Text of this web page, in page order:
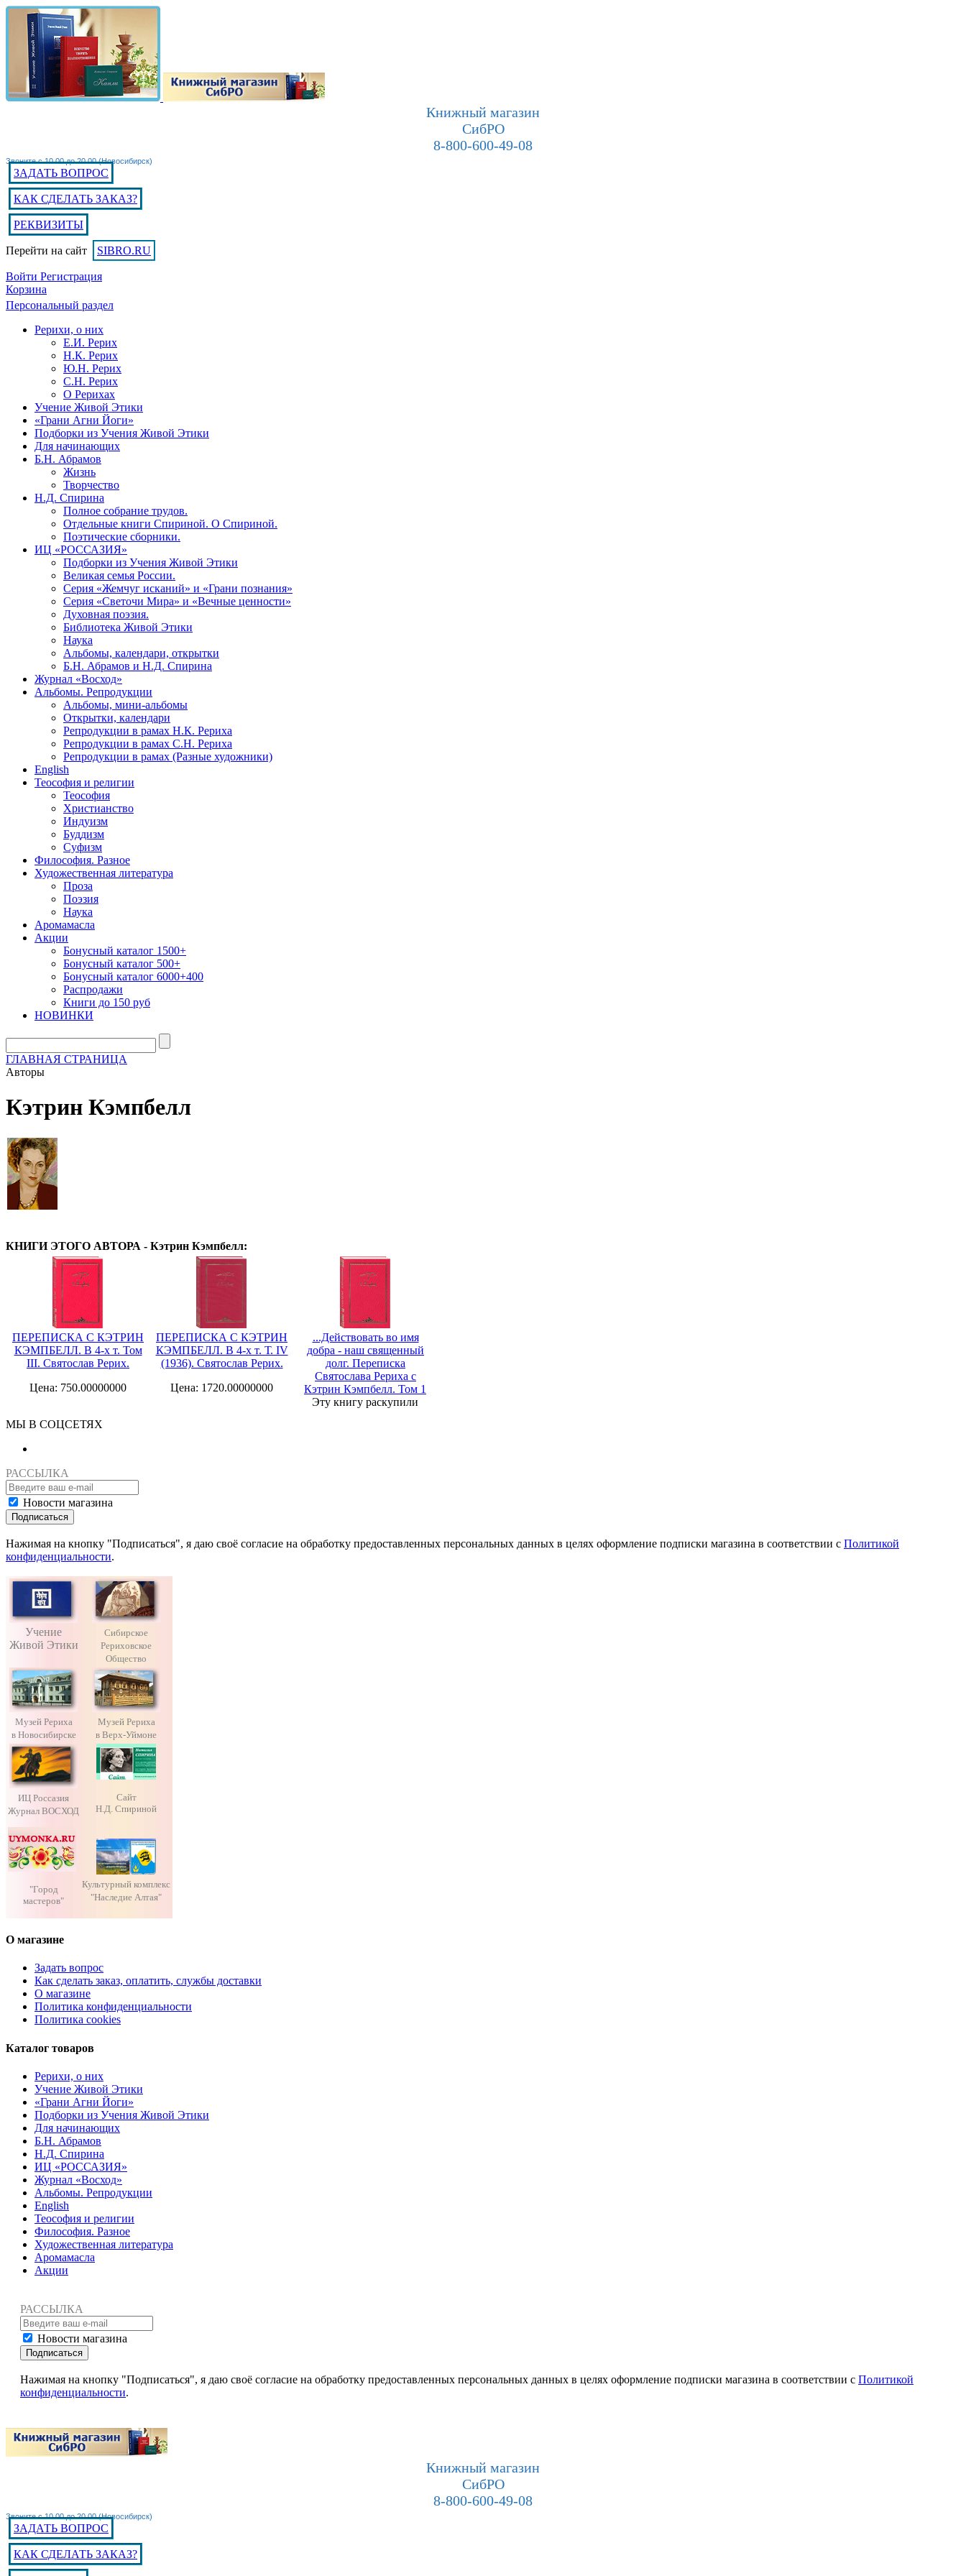
Книжный магазин
СибРО
8-800-600-49-08
Звоните с 10.00 до 20.00 (Новосибирск)
ЗАДАТЬ ВОПРОС
КАК СДЕЛАТЬ ЗАКАЗ?
РЕКВИЗИТЫ
Перейти на сайт SIBRO.RU
Войти Регистрация
Корзина
Персональный раздел
Рерихи, о них
Е.И. Рерих
Н.К. Рерих
Ю.Н. Рерих
С.Н. Рерих
О Рерихах
Учение Живой Этики
«Грани Агни Йоги»
Подборки из Учения Живой Этики
Для начинающих
Б.Н. Абрамов
Жизнь
Творчество
Н.Д. Спирина
Полное собрание трудов.
Отдельные книги Спириной. О Спириной.
Поэтические сборники.
ИЦ «РОССАЗИЯ»
Подборки из Учения Живой Этики
Великая семья России.
Серия «Жемчуг исканий» и «Грани познания»
Серия «Светочи Мира» и «Вечные ценности»
Духовная поэзия.
Библиотека Живой Этики
Наука
Альбомы, календари, открытки
Б.Н. Абрамов и Н.Д. Спирина
Журнал «Восход»
Альбомы. Репродукции
Альбомы, мини-альбомы
Открытки, календари
Репродукции в рамах Н.К. Рериха
Репродукции в рамах С.Н. Рериха
Репродукции в рамах (Разные художники)
English
Теософия и религии
Теософия
Христианство
Индуизм
Буддизм
Суфизм
Философия. Разное
Художественная литература
Проза
Поэзия
Наука
Аромамасла
Акции
Бонусный каталог 1500+
Бонусный каталог 500+
Бонусный каталог 6000+400
Распродажи
Книги до 150 руб
НОВИНКИ
ГЛАВНАЯ СТРАНИЦА
Авторы
Кэтрин Кэмпбелл
КНИГИ ЭТОГО АВТОРА - Кэтрин Кэмпбелл:
ПЕРЕПИСКА С КЭТРИН
КЭМПБЕЛЛ. В 4-х т. Том
III. Святослав Рерих.
Цена: 750.00000000
ПЕРЕПИСКА С КЭТРИН
КЭМПБЕЛЛ. В 4-х т. Т. IV
(1936). Святослав Рерих.
Цена: 1720.00000000
...Действовать во имя
добра - наш священный
долг. Переписка
Святослава Рериха с
Кэтрин Кэмпбелл. Том 1
Эту книгу раскупили
МЫ В СОЦСЕТЯХ
РАССЫЛКА
Новости магазина
Подписаться
Нажимая на кнопку "Подписаться", я даю своё согласие на обработку предоставленных персональных данных в целях оформление подписки магазина в соответствии с Политикой
конфиденциальности.
Учение
Живой Этики
Сибирское
Рериховское
Общество
Музей Рериха
в Новосибирске
Музей Рериха
в Верх-Уймоне
ИЦ Россазия
Журнал ВОСХОД
Сайт
Н.Д. Спириной
"Город
мастеров"
Культурный комплекс
"Наследие Алтая"
О магазине
Задать вопрос
Как сделать заказ, оплатить, службы доставки
О магазине
Политика конфиденциальности
Политика cookies
Каталог товаров
Рерихи, о них
Учение Живой Этики
«Грани Агни Йоги»
Подборки из Учения Живой Этики
Для начинающих
Б.Н. Абрамов
Н.Д. Спирина
ИЦ «РОССАЗИЯ»
Журнал «Восход»
Альбомы. Репродукции
English
Теософия и религии
Философия. Разное
Художественная литература
Аромамасла
Акции
РАССЫЛКА
Новости магазина
Подписаться
Нажимая на кнопку "Подписаться", я даю своё согласие на обработку предоставленных персональных данных в целях оформление подписки магазина в соответствии с Политикой
конфиденциальности.
Книжный магазин
СибРО
8-800-600-49-08
Звоните с 10.00 до 20.00 (Новосибирск)
ЗАДАТЬ ВОПРОС
КАК СДЕЛАТЬ ЗАКАЗ?